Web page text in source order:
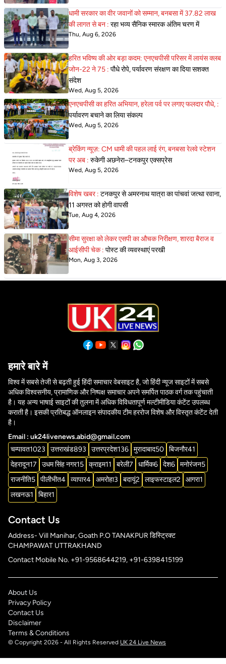
धामी सरकार का वीर जवानों को सम्मान, बनबसा में 37.82 लाख
की लागत से बन : रहा भव्य सैनिक स्मारक अंतिम चरण में
Thu, Aug 6, 2026
हरित भविष्य की ओर बड़ा कदम: एनएचपीसी परिसर में लायंस क्लब
जोन-22 ने 75 : पौधे रोपे, पर्यावरण संरक्षण का दिया सशक्त
संदेश
Wed, Aug 5, 2026
एनएचपीसी का हरित अभियान, हरेला पर्व पर लगाए फलदार पौधे, :
पर्यावरण बचाने का लिया संकल्प
Wed, Aug 5, 2026
ब्रेकिंग न्यूज़: CM धामी की पहल लाई रंग, बनबसा रेलवे स्टेशन
पर अब : रुकेगी अछनेरा–टनकपुर एक्सप्रेस
Wed, Aug 5, 2026
विशेष खबर : टनकपुर से अमरनाथ यात्रा का पांचवां जत्था रवाना,
11 अगस्त को होगी वापसी
Tue, Aug 4, 2026
सीमा सुरक्षा को लेकर एसपी का औचक निरीक्षण, शारदा बैराज व
आईसीपी चेक : पोस्ट की व्यवस्थाएं परखी
Mon, Aug 3, 2026
हमारे बारे में
विश्व में सबसे तेजी से बढ़ती हुई हिंदी समाचार वेबसाइट है, जो हिंदी न्यूज साइटों में सबसे
अधिक विश्वसनीय, प्रामाणिक और निष्पक्ष समाचार अपने समर्पित पाठक वर्ग तक पहुंचाती
है। यह अन्य भाषाई साइटों की तुलना में अधिक विविधतापूर्ण मल्टीमीडिया कंटेंट उपलब्ध
कराती है। इसकी प्रतिबद्ध ऑनलाइन संपादकीय टीम हररोज विशेष और विस्तृत कंटेंट देती
है।
Email : uk24livenews.abid@gmail.com
चम्पावत1023 उत्तराखंड893 उत्तरप्रदेश136 मुरादाबाद50 बिजनौर41
देहरादून17 उधम सिंह नगर15 क्राइम11 बरेली7 धार्मिक6 देश6 मनोरंजन5
राजनीति5 पीलीभीत4 व्यापार4 अमरोहा3 बदायूं2 लाइफस्टाइल2 आगरा1
लखनऊ1 बिहार1
Contact Us
Address- Vill Manihar, Goath P.O TANAKPUR डिस्ट्रिक्ट
CHAMPAWAT UTTRAKHAND
Contact Mobile No. +91-9568644219, +91-6398415199
About Us
Privacy Policy
Contact Us
Disclaimer
Terms & Conditions
© Copyright 2026 - All Rights Reserved UK 24 Live News